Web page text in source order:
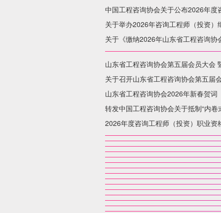
中国工程咨询协会关于公布2026年
关于举办2026年咨询工程师（投资
关于《缴纳2026年山东省工程咨询协
山东省工程咨询协会第五届会员大会
关于召开山东省工程咨询协会第五届
山东省工程咨询协会2026年新春贺词
转发中国工程咨询协会关于抵制“内
2026年度咨询工程师（投资）职业资